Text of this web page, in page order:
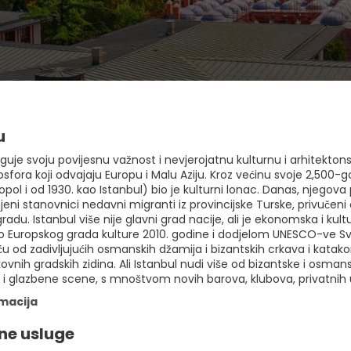
svoju povijesnu važnost i nevjerojatnu kulturnu i
koji odvajaju Europu i Malu Aziju. Kroz većinu svoje
i od 1930. kao Istanbul) bio je kulturni lonac. Danas,
stanovnici nedavni migranti iz provincijske Turske,
Istanbul više nije glavni grad nacije, ali je ekonomska i
Europskog grada kulture 2010. godine i dodjelom UNESCO-
od zadivljujućih osmanskih džamija i bizantskih crkava i
gradskih zidina. Ali Istanbul nudi više od bizantske i
glazbene scene, s mnoštvom novih barova, klubova,
usluge